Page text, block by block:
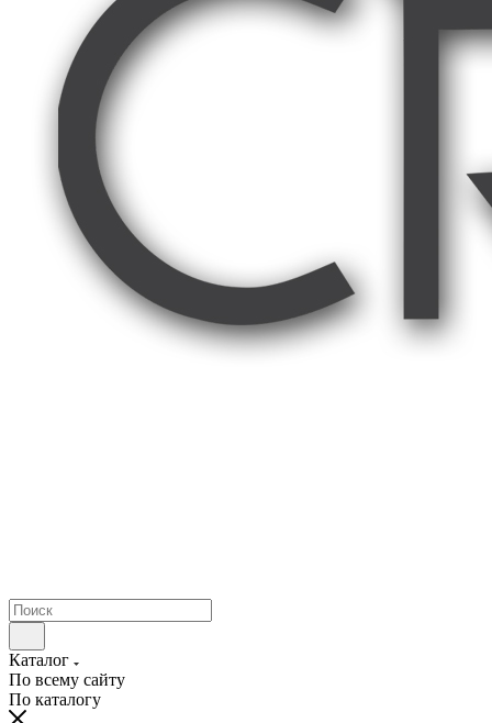
Каталог
По всему сайту
По каталогу